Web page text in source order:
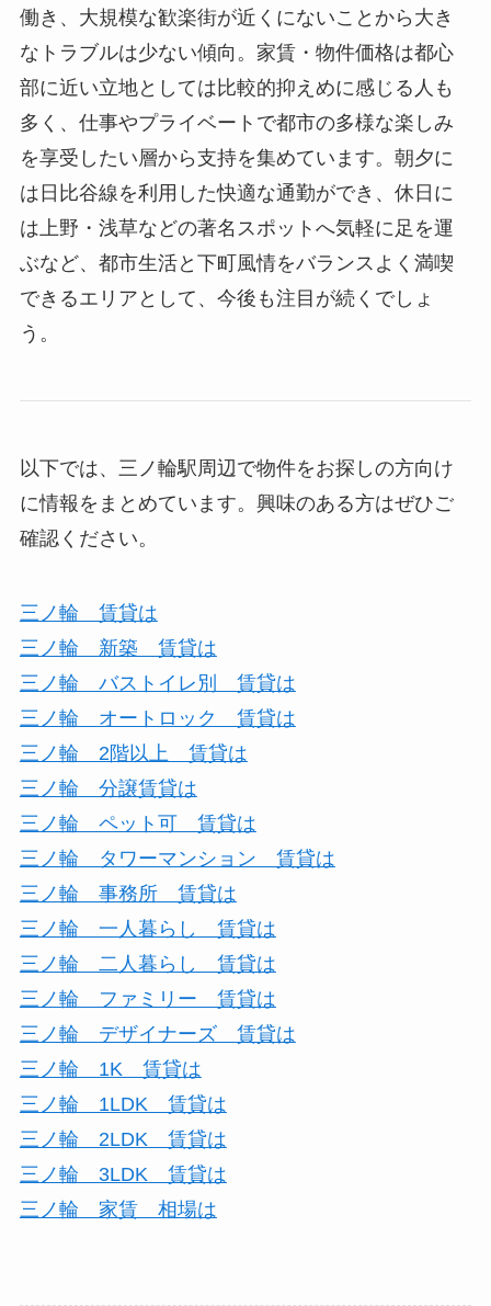
働き、大規模な歓楽街が近くにないことから大き
なトラブルは少ない傾向。家賃・物件価格は都心
部に近い立地としては比較的抑えめに感じる人も
多く、仕事やプライベートで都市の多様な楽しみ
を享受したい層から支持を集めています。朝夕に
は日比谷線を利用した快適な通勤ができ、休日に
は上野・浅草などの著名スポットへ気軽に足を運
ぶなど、都市生活と下町風情をバランスよく満喫
できるエリアとして、今後も注目が続くでしょ
う。
以下では、三ノ輪駅周辺で物件をお探しの方向け
に情報をまとめています。興味のある方はぜひご
確認ください。
三ノ輪 賃貸は
三ノ輪 新築 賃貸は
三ノ輪 バストイレ別 賃貸は
三ノ輪 オートロック 賃貸は
三ノ輪 2階以上 賃貸は
三ノ輪 分譲賃貸は
三ノ輪 ペット可 賃貸は
三ノ輪 タワーマンション 賃貸は
三ノ輪 事務所 賃貸は
三ノ輪 一人暮らし 賃貸は
三ノ輪 二人暮らし 賃貸は
三ノ輪 ファミリー 賃貸は
三ノ輪 デザイナーズ 賃貸は
三ノ輪 1K 賃貸は
三ノ輪 1LDK 賃貸は
三ノ輪 2LDK 賃貸は
三ノ輪 3LDK 賃貸は
三ノ輪 家賃 相場は